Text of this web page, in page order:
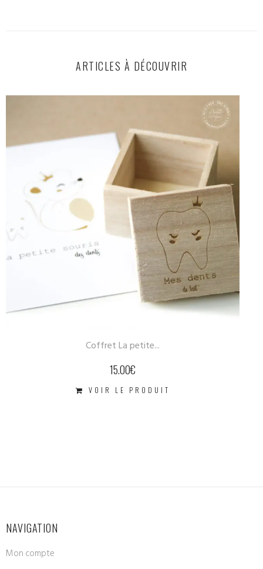
ARTICLES À DÉCOUVRIR
Coffret La petite...
15.00€
VOIR LE PRODUIT
NAVIGATION
Mon compte